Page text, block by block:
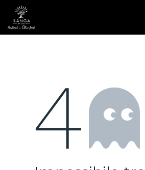
Passa al contenuto